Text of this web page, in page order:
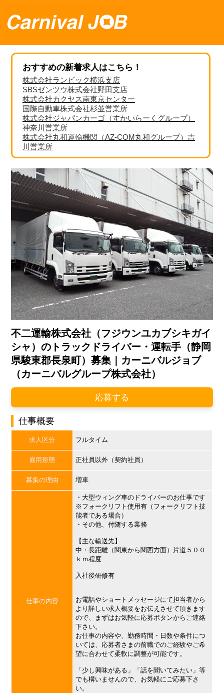
おすすめの新着求人はこちら！
株式会社ランビック横浜支店
SBSゼンツウ株式会社野田支店
株式会社カクヤス南東京センター
国際自動車株式会社杉並営業所
株式会社ジャパンカーゴ（すかいらーくグループ）
神奈川営業所
株式会社丸和運輸機関（AZ-COM丸和グループ）吉
川営業所
不二運輸株式会社（フジウンユカブシキガイ
シャ）のトラックドライバー・運転手（静岡
県駿東郡長泉町）募集｜カーニバルジョブ
（カーニバルグループ株式会社）
応募する
仕事概要
求人区分 フルタイム
雇用形態 正社員以外（契約社員）
募集の理由 増車
仕事の内容
・大型ウィング車のドライバーのお仕事です
※フォークリフト使用有（フォークリフト技
能者である場合）
・その他、付随する業務
【主な輸送先】
中・長距離（関東から関西方面）片道５００
ｋｍ程度
入社後研修有
お電話やショートメッセージにて担当者から
より詳しい求人概要をお伝えさせて頂きます
ので、まずはお気軽に応募ボタンからご連絡
下さい。
お仕事の内容や、勤務時間・日数や条件につ
いては、応募者さまの前職でのご経験やご希
望に合わせて柔軟に調整が可能です。
「少し興味がある」「話を聞いてみたい」等
でも構いませんので、お気軽にご応募下さ
い。